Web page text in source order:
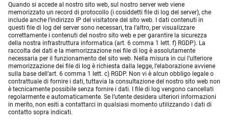
Quando si accede al nostro sito web, sul nostro server web viene
memorizzato un record di protocollo (i cosiddetti file di log del server), che
include anche l’indirizzo IP del visitatore del sito web. I dati contenuti in
questi file di log del server sono necessari, tra l’altro, per visualizzare
correttamente i contenuti del nostro sito web e per garantire la sicurezza
della nostra infrastruttura informatica (art. 6 comma 1 lett. f) RGDP). La
raccolta dei dati e la memorizzazione nei file di log è assolutamente
necessaria per il funzionamento del sito web. Nella misura in cui l’ulteriore
memorizzazione dei file di log è richiesta dalla legge, l’elaborazione avviene
sulla base dell’art. 6 comma 1 lett. c) RGDP. Non vi è alcun obbligo legale o
contrattuale di fornire i dati, tuttavia la consultazione del nostro sito web non
è tecnicamente possibile senza fornire i dati. I file di log vengono cancellati
regolarmente e automaticamente. Se l’utente desidera ulteriori informazioni
in merito, non esiti a contattarci in qualsiasi momento utilizzando i dati di
contatto sopra indicati.